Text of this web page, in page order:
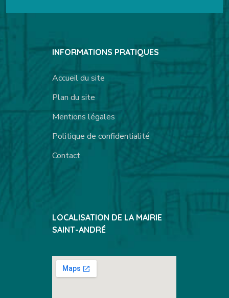
INFORMATIONS PRATIQUES
Accueil du site
Plan du site
Mentions légales
Politique de confidentialité
Contact
LOCALISATION DE LA MAIRIE
SAINT-ANDRÉ